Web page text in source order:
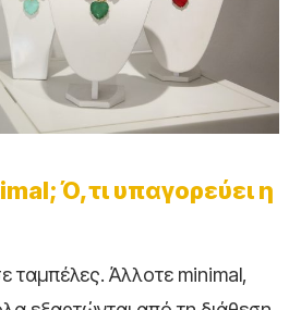
Ό,τι υπαγορεύει η
ταμπέλες. Άλλοτε minimal,